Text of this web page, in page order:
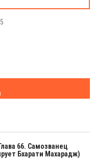
66. Самозванец
Бхарати Махарадж)